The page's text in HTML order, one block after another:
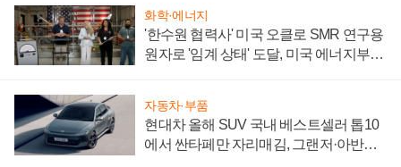
화학·에너지
'한수원 협력사' 미국 오클로 SMR 연구용
원자로 '임계 상태' 도달, 미국 에너지부
자동차·부품
현대차 올해 SUV 국내 베스트셀러 톱10
에서 싼타페만 자리매김, 그랜저·아반떼